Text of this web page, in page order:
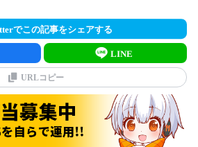
でこの記事をシェアする
LINE
URLコピー